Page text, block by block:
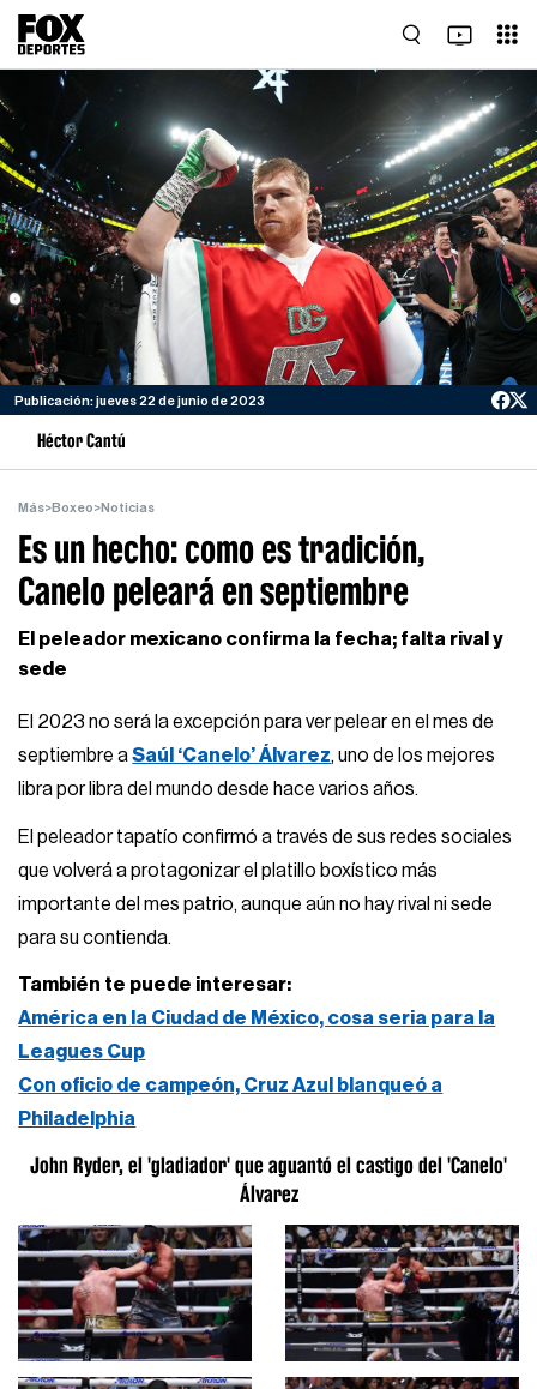
Publicación: jueves 22 de junio de 2023
Héctor Cantú
Más>Boxeo>Noticias
Es un hecho: como es tradición,
Canelo peleará en septiembre
El peleador mexicano confirma la fecha; falta rival y
sede
El 2023 no será la excepción para ver pelear en el mes de
septiembre aSaúl ‘Canelo’ Álvarez, uno de los mejores
libra por libra del mundo desde hace varios años.
El peleador tapatío confirmó a través de sus redes sociales
que volverá a protagonizar el platillo boxístico más
importante del mes patrio, aunque aún no hay rival ni sede
para su contienda.
También te puede interesar:
América en la Ciudad de México, cosa seria para la
Leagues Cup
Con oficio de campeón, Cruz Azul blanqueó a
Philadelphia
John Ryder, el 'gladiador' que aguantó el castigo del 'Canelo'
Álvarez